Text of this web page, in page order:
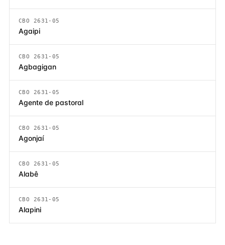
CBO 2631-05
Agaipi
CBO 2631-05
Agbagigan
CBO 2631-05
Agente de pastoral
CBO 2631-05
Agonjaí
CBO 2631-05
Alabê
CBO 2631-05
Alapini